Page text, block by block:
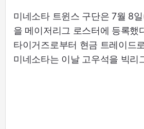
미네소타 트윈스 구단은 7월 8
을 메이저리그 로스터에 등록했
타이거즈로부터 현금 트레이드
미네소타는 이날 고우석을 빅리